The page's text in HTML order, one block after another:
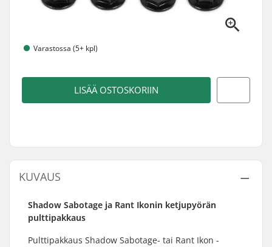
Varastossa (5+ kpl)
LISÄÄ OSTOSKORIIN
KUVAUS
Shadow Sabotage ja Rant Ikonin ketjupyörän
pulttipakkaus
Pulttipakkaus Shadow Sabotage- tai Rant Ikon -